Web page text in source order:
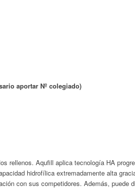
aportar Nº colegiado)
rellenos. Aqufill aplica tecnología HA
hidrofílica extremadamente alta
con sus competidores. Además, puede